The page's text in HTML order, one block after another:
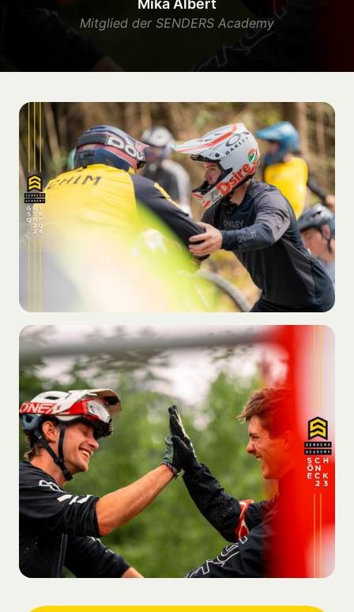
Mika Albert
Mitglied der SENDERS Academy